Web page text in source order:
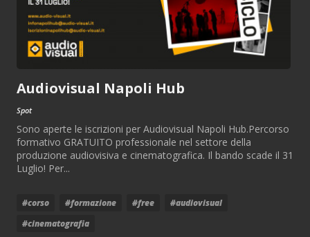
Audiovisual Napoli Hub
Spot
Sono aperte le iscrizioni per Audiovisual Napoli Hub.Percorso
formativo GRATUITO professionale nel settore della
produzione audiovisiva e cinematografica. Il bando scade il 31
Luglio! Per...
#corso #formazione #free
#audiovisual
#cinematografia